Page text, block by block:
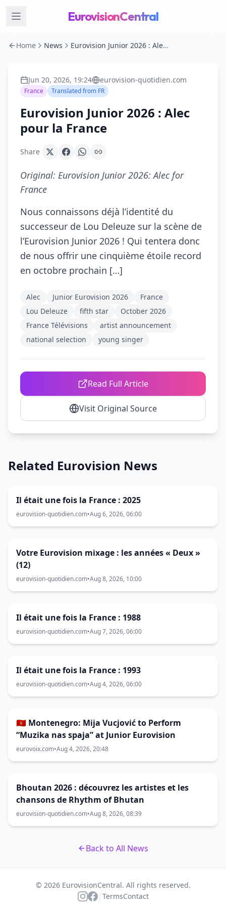
EurovisionCentral
Home News Eurovision Junior 2026 : Alec pour la France
Jun 20, 2026, 19:24 eurovision-quotidien.com
France Translated from FR
Eurovision Junior 2026 : Alec
pour la France
Share
Original: Eurovision Junior 2026: Alec for
France
Nous connaissons déjà l’identité du
successeur de Lou Deleuze sur la scène de
l’Eurovision Junior 2026 ! Qui tentera donc
de nous offrir une cinquième étoile record
en octobre prochain […]
Alec Junior Eurovision 2026
France
Lou Deleuze
fifth star
October 2026
France Télévisions
artist announcement
national selection
young singer
Read Full Article
Visit Original Source
Related Eurovision News
Il était une fois la France : 2025
eurovision-quotidien.com•Aug 6, 2026, 06:00
Votre Eurovision mixage : les années « Deux »
(12)
eurovision-quotidien.com•Aug 8, 2026, 10:00
Il était une fois la France : 1988
eurovision-quotidien.com•Aug 7, 2026, 06:00
Il était une fois la France : 1993
eurovision-quotidien.com•Aug 4, 2026, 06:00
🇲🇪 Montenegro: Mija Vucjović to Perform
“Muzika nas spaja” at Junior Eurovision
eurovoix.com•Aug 4, 2026, 20:48
Bhoutan 2026 : découvrez les artistes et les
chansons de Rhythm of Bhutan
eurovision-quotidien.com•Aug 8, 2026, 08:39
Back to All News
© 2026 EurovisionCentral. All rights reserved.
| TermsContact